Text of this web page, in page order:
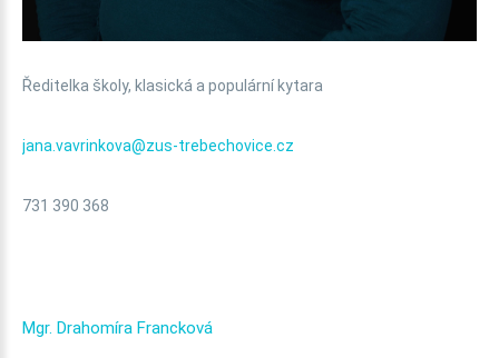
Ředitelka školy, klasická a populární kytara
jana.vavrinkova@zus-trebechovice.cz
731 390 368
Mgr. Drahomíra Francková